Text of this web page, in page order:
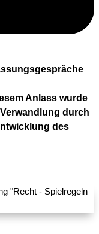
Anlass wurde
durch
des